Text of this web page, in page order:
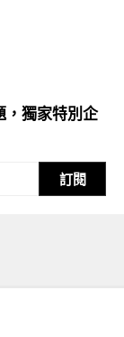
，獨家特別企
訂閱